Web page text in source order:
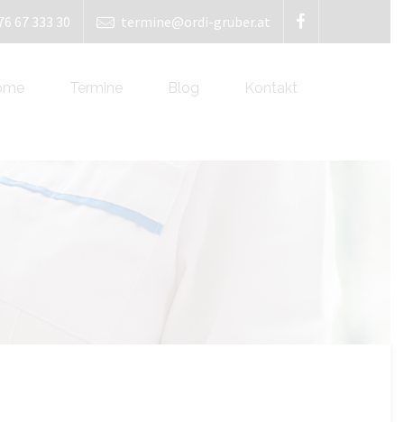
67 333 30 termine@ordi-gruber.at
Termine Blog Kontakt